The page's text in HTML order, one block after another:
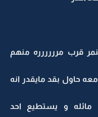
قرب مرررررره منهم
حاول بقد مايقدر انه
مائله و يستطيع احد